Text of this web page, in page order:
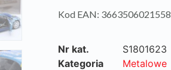
Kod EAN: 3663506021558
Nr kat.
S1801623
Kategoria
Metalowe